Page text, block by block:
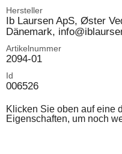
Hersteller
Ib Laursen ApS, Øster
Dänemark,
Artikelnummer
2094-01
Id
006526
Klicken Sie oben auf eine
Eigenschaften, um noch